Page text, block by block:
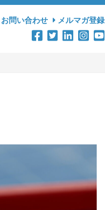
お問い合わせ メルマガ登録